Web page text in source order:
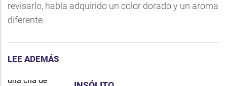
revisarlo, había adquirido un color dorado y un aroma
diferente.
LEE ADEMÁS